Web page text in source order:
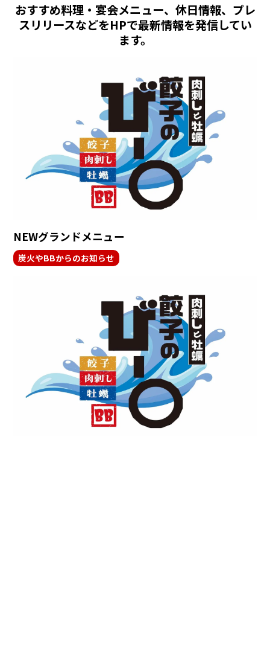
おすすめ料理・宴会メニュー、休日情報、プレ
スリリースなどをHPで最新情報を発信してい
ます。
NEWグランドメニュー
炭火やBBからのお知らせ